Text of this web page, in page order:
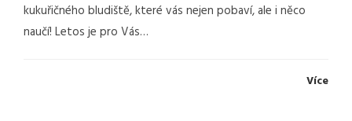
kukuřičného bludiště, které vás nejen pobaví, ale i něco
naučí! Letos je pro Vás…
Více